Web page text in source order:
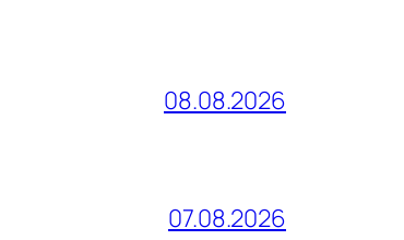
08.08.2026
07.08.2026